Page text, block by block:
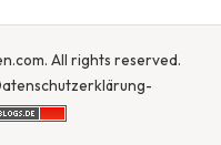
All rights reserved.
-